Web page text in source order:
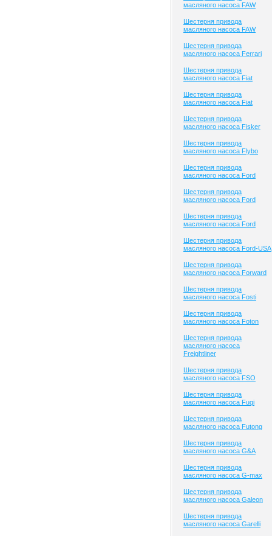
масляного насоса FAW
Шестерня привода
масляного насоса FAW
Шестерня привода
масляного насоса Ferrari
Шестерня привода
масляного насоса Fiat
Шестерня привода
масляного насоса Fiat
Шестерня привода
масляного насоса Fisker
Шестерня привода
масляного насоса Flybo
Шестерня привода
масляного насоса Ford
Шестерня привода
масляного насоса Ford
Шестерня привода
масляного насоса Ford
Шестерня привода
масляного насоса Ford-USA
Шестерня привода
масляного насоса Forward
Шестерня привода
масляного насоса Fosti
Шестерня привода
масляного насоса Foton
Шестерня привода
масляного насоса
Freightliner
Шестерня привода
масляного насоса FSO
Шестерня привода
масляного насоса Fuqi
Шестерня привода
масляного насоса Futong
Шестерня привода
масляного насоса G&A
Шестерня привода
масляного насоса G-max
Шестерня привода
масляного насоса Galeon
Шестерня привода
масляного насоса Garelli